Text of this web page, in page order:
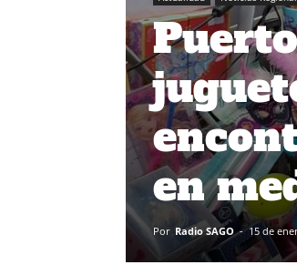
en
Por Radio SAGO - 15 de